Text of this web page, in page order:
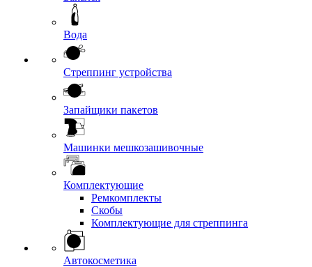
Вода
Стреппинг устройства
Запайщики пакетов
Машинки мешкозашивочные
Комплектующие
Ремкомплекты
Скобы
Комплектующие для стреппинга
Автокосметика